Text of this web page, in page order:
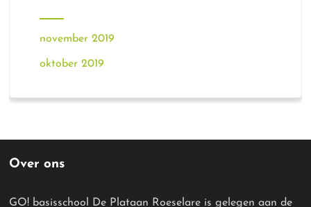
november 2019
oktober 2019
Over ons
GO! basisschool De Plataan Roeselare is gelegen aan de